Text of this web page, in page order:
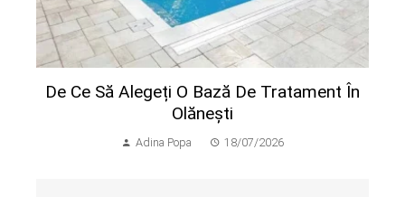
De Ce Să Alegeți O Bază De Tratament În
Olănești
Adina Popa 18/07/2026